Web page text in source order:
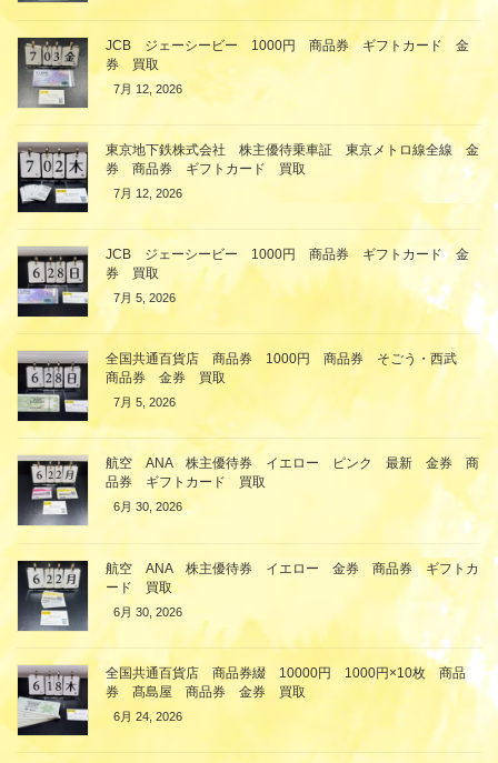
JCB ジェーシービー 1000円 商品券 ギフトカード 金
券 買取
7月 12, 2026
東京地下鉄株式会社 株主優待乗車証 東京メトロ線全線 金
券 商品券 ギフトカード 買取
7月 12, 2026
JCB ジェーシービー 1000円 商品券 ギフトカード 金
券 買取
7月 5, 2026
全国共通百貨店 商品券 1000円 商品券 そごう・西武
商品券 金券 買取
7月 5, 2026
航空 ANA 株主優待券 イエロー ピンク 最新 金券 商
品券 ギフトカード 買取
6月 30, 2026
航空 ANA 株主優待券 イエロー 金券 商品券 ギフトカ
ード 買取
6月 30, 2026
全国共通百貨店 商品券綴 10000円 1000円×10枚 商品
券 髙島屋 商品券 金券 買取
6月 24, 2026